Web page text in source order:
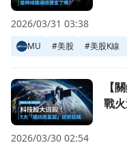
MU #美股 #美股K線
2026/03/31 03:38
前往【關鍵趨勢】科技
【
戰
2026/03/30 02:54